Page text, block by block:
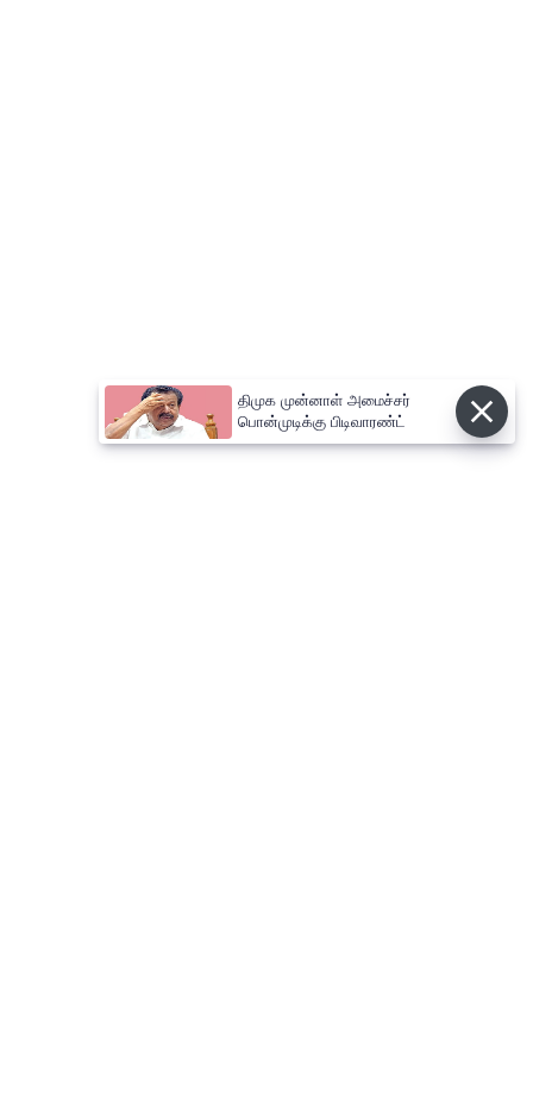
திமுக முன்னாள் அமைச்சர்
பொன்முடிக்கு பிடிவாரண்ட்